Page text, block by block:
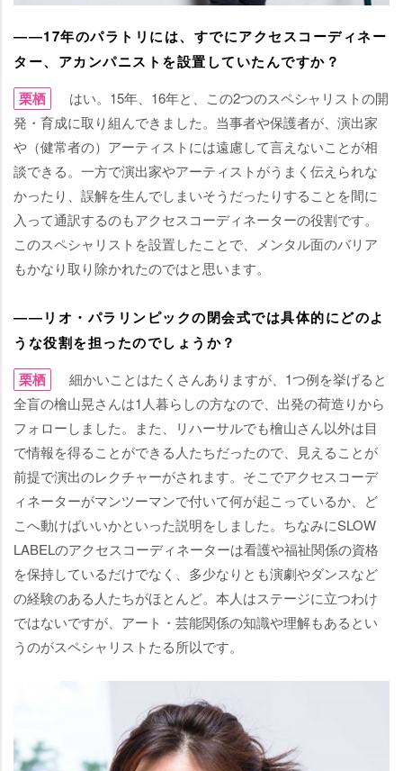
――17年のパラトリには、すでにアクセスコーディネー
ター、アカンパニストを設置していたんですか？
栗栖
はい。15年、16年と、この2つのスペシャリストの開
発・育成に取り組んできました。当事者や保護者が、演出家
（健常者の）アーティストには遠慮して言えないことが相
談できる。一方で演出家やアーティストがうまく伝えられな
かったり、誤解を生んでしまいそうだったりすることを間に
入って通訳するのもアクセスコーディネーターの役割です。
このスペシャリストを設置したことで、メンタル面のバリア
もかなり取り除かれたのではと思います。
――リオ・パラリンピックの閉会式では具体的にどのよ
うな役割を担ったのでしょうか？
栗栖
細かいことはたくさんありますが、1つ例を挙げると
全盲の檜山晃さんは1人暮らしの方なので、出発の荷造りから
フォローしました。また、リハーサルでも檜山さん以外は目
で情報を得ることができる人たちだったので、見えることが
前提で演出のレクチャーがされます。そこでアクセスコーデ
ィネーターがマンツーマンで付いて何が起こっているか、ど
こへ動けばいいかといった説明をしました。ちなみにSLOW
LABELのアクセスコーディネーターは看護や福祉関係の資格
を保持しているだけでなく、多少なりとも演劇やダンスなど
の経験のある人たちがほとんど。本人はステージに立つわけ
ではないですが、アート・芸能関係の知識や理解もあるとい
うのがスペシャリストたる所以です。